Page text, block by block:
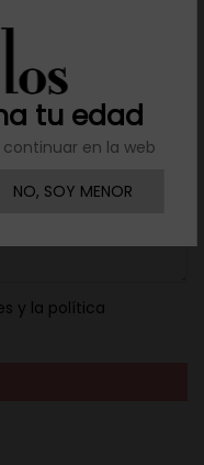
tu edad
en la web
NO, SOY MENOR
SELECCIONAR ARCHIVO
y la política